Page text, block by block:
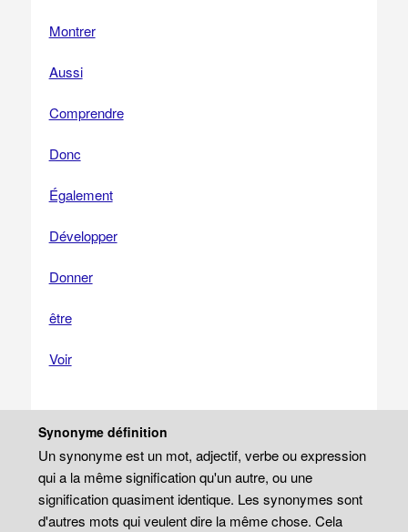
Montrer
Aussi
Comprendre
Donc
Également
Développer
Donner
être
Voir
Synonyme définition
Un synonyme est un mot, adjectif, verbe ou expression
qui a la même signification qu'un autre, ou une
signification quasiment identique. Les synonymes sont
d'autres mots qui veulent dire la même chose. Cela